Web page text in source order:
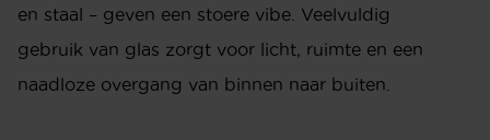
en staal – geven een stoere vibe. Veelvuldig
gebruik van glas zorgt voor licht, ruimte en een
naadloze overgang van binnen naar buiten.